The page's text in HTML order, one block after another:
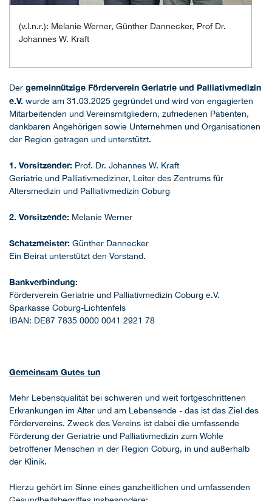
(v.l.n.r.): Melanie Werner, Günther Dannecker, Prof Dr.
Johannes W. Kraft
Der gemeinnützige Förderverein Geriatrie und Palliativmedizin
e.V. wurde am 31.03.2025 gegründet und wird von engagierten
Mitarbeitenden und Vereinsmitgliedern, zufriedenen Patienten,
dankbaren Angehörigen sowie Unternehmen und Organisationen
der Region getragen und unterstützt.
1. Vorsitzender: Prof. Dr. Johannes W. Kraft
Geriatrie und Palliativmediziner, Leiter des Zentrums für
Altersmedizin und Palliativmedizin Coburg
2. Vorsitzende: Melanie Werner
Schatzmeister: Günther Dannecker
Ein Beirat unterstützt den Vorstand.
Bankverbindung:
Förderverein Geriatrie und Palliativmedizin Coburg e.V.
Sparkasse Coburg-Lichtenfels
IBAN: DE87 7835 0000 0041 2921 78
Gemeinsam Gutes tun
Mehr Lebensqualität bei schweren und weit fortgeschrittenen
Erkrankungen im Alter und am Lebensende - das ist das Ziel des
Fördervereins. Zweck des Vereins ist dabei die umfassende
Förderung der Geriatrie und Palliativmedizin zum Wohle
betroffener Menschen in der Region Coburg, in und außerhalb
der Klinik.
Hierzu gehört im Sinne eines ganzheitlichen und umfassenden